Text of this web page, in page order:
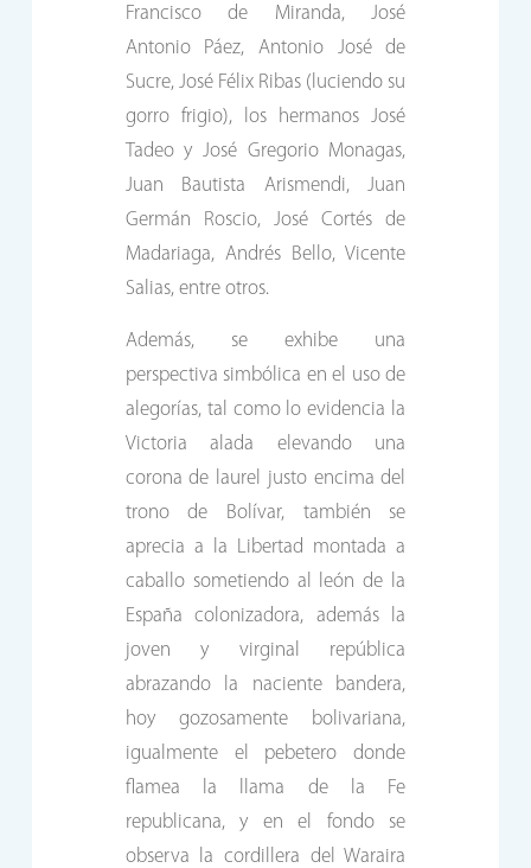
Francisco de Miranda, José
Antonio Páez, Antonio José de
Sucre, José Félix Ribas (luciendo su
gorro frigio), los hermanos José
Tadeo y José Gregorio Monagas,
Juan Bautista Arismendi, Juan
Germán Roscio, José Cortés de
Madariaga, Andrés Bello, Vicente
Salias, entre otros.
Además, se exhibe una
perspectiva simbólica en el uso de
alegorías, tal como lo evidencia la
Victoria alada elevando una
corona de laurel justo encima del
trono de Bolívar, también se
aprecia a la Libertad montada a
caballo sometiendo al león de la
España colonizadora, además la
joven y virginal república
abrazando la naciente bandera,
hoy gozosamente bolivariana,
igualmente el pebetero donde
flamea la llama de la Fe
republicana, y en el fondo se
observa la cordillera del Waraira